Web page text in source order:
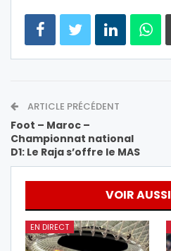
ARTICLE PRÉCÉDENT
Foot – Maroc –
Championnat national
D1: Le Raja s’offre le MAS
VOIR AUSSI
EN DIRECT